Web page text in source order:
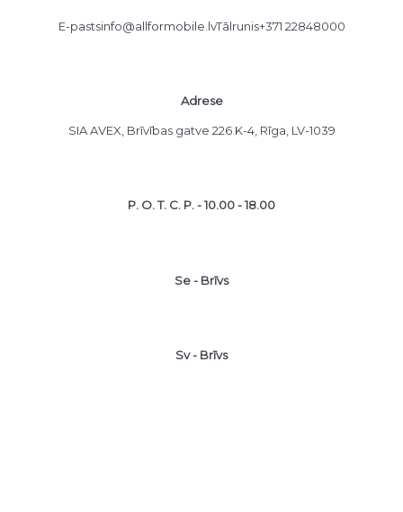
E-pastsinfo@allformobile.lvTālrunis+371 22848000
Adrese
SIA AVEX, Brīvības gatve 226 K-4, Rīga, LV-1039
P. O. T. C. P. - 10.00 - 18.00
Se - Brīvs
Sv - Brīvs